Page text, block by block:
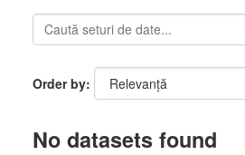
Order by
No datasets found